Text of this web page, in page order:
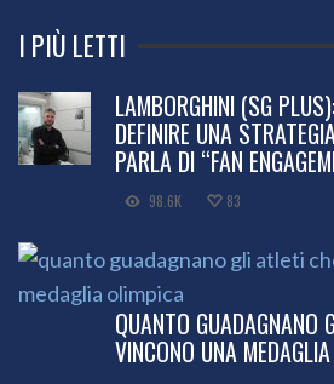
I PIÙ LETTI
LAMBORGHINI (SG
DEFINIRE UNA
PARLA DI “FAN
98.6K 83
QUANTO GUADAGNANO
VINCONO UNA